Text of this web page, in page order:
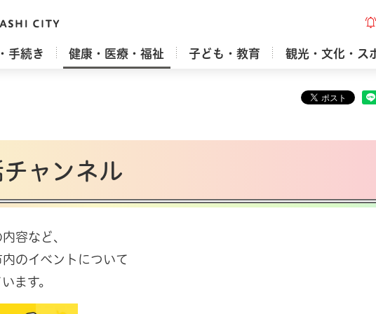
手続き 健康・医療・福祉 子ども・教育 観光・文化・ス
ャンネル
容など、
のイベントについて
ます。